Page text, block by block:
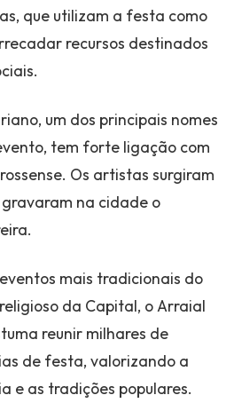
que utilizam a festa como
recursos destinados
um dos principais nomes
tem forte ligação com
Os artistas surgiram
na cidade o
mais tradicionais do
da Capital, o Arraial
reunir milhares de
de festa, valorizando a
e as tradições populares.